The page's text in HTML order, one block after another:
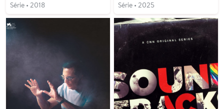
Série • 2018 Série • 2025